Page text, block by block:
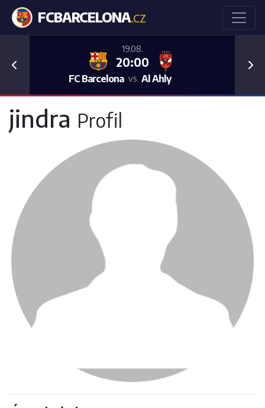
FCBARCELONA.CZ
19.08.
20:00
FC Barcelona vs Al Ahly
Previous
jindra Profil